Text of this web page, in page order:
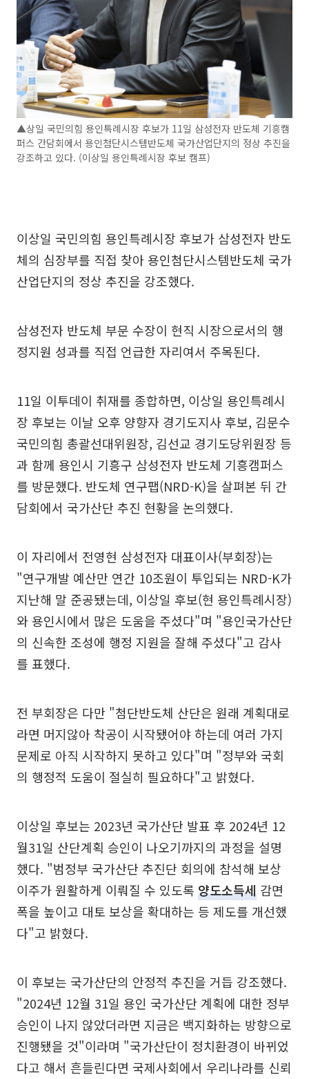
▲상일 국민의힘 용인특례시장 후보가 11일 삼성전자 반도체 기흥캠
퍼스 간담회에서 용인첨단시스템반도체 국가산업단지의 정상 추진을
강조하고 있다. (이상일 용인특례시장 후보 캠프)
이상일 국민의힘 용인특례시장 후보가 삼성전자 반도
체의 심장부를 직접 찾아 용인첨단시스템반도체 국가
산업단지의 정상 추진을 강조했다.
삼성전자 반도체 부문 수장이 현직 시장으로서의 행
정지원 성과를 직접 언급한 자리여서 주목된다.
11일 이투데이 취재를 종합하면, 이상일 용인특례시
장 후보는 이날 오후 양향자 경기도지사 후보, 김문수
국민의힘 총괄선대위원장, 김선교 경기도당위원장 등
과 함께 용인시 기흥구 삼성전자 반도체 기흥캠퍼스
를 방문했다. 반도체 연구팹(NRD-K)을 살펴본 뒤 간
담회에서 국가산단 추진 현황을 논의했다.
이 자리에서 전영현 삼성전자 대표이사(부회장)는
"연구개발 예산만 연간 10조원이 투입되는 NRD-K가
지난해 말 준공됐는데, 이상일 후보(현 용인특례시장)
와 용인시에서 많은 도움을 주셨다"며 "용인국가산단
의 신속한 조성에 행정 지원을 잘해 주셨다"고 감사
를 표했다.
전 부회장은 다만 "첨단반도체 산단은 원래 계획대로
라면 머지않아 착공이 시작됐어야 하는데 여러 가지
문제로 아직 시작하지 못하고 있다"며 "정부와 국회
의 행정적 도움이 절실히 필요하다"고 밝혔다.
이상일 후보는 2023년 국가산단 발표 후 2024년 12
월31일 산단계획 승인이 나오기까지의 과정을 설명
했다. "범정부 국가산단 추진단 회의에 참석해 보상
이주가 원활하게 이뤄질 수 있도록 양도소득세 감면
폭을 높이고 대토 보상을 확대하는 등 제도를 개선했
다"고 밝혔다.
이 후보는 국가산단의 안정적 추진을 거듭 강조했다.
"2024년 12월 31일 용인 국가산단 계획에 대한 정부
승인이 나지 않았더라면 지금은 백지화하는 방향으로
진행됐을 것"이라며 "국가산단이 정치환경이 바뀌었
다고 해서 흔들린다면 국제사회에서 우리나라를 신뢰